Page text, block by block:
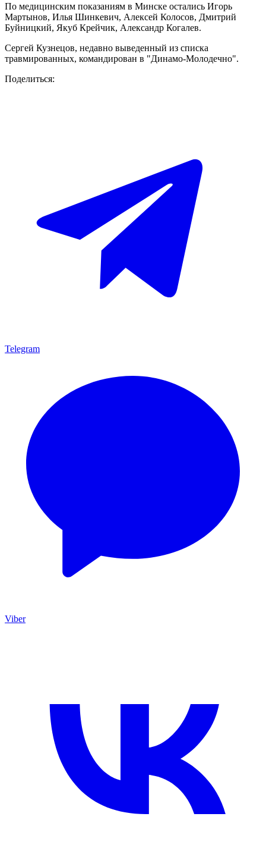
По медицинским показаниям в Минске остались Игорь
Мартынов, Илья Шинкевич, Алексей Колосов, Дмитрий
Буйницкий, Якуб Крейчик, Александр Когалев.
Сергей Кузнецов, недавно выведенный из списка
травмированных, командирован в "Динамо-Молодечно".
Поделиться:
Telegram
Viber